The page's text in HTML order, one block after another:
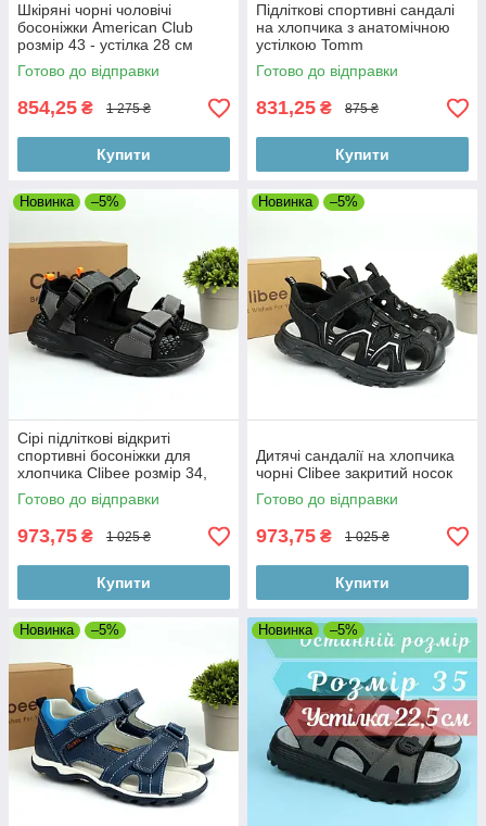
Шкіряні чорні чоловічі
босоніжки American Club
розмір 43 - устілка 28 см
Готово до відправки
854,25 ₴ 1 275 ₴
Купити
Підліткові спортивні сандалі
на хлопчика з анатомічною
устілкою Tomm
Готово до відправки
831,25 ₴ 875 ₴
Купити
Новинка –5%
Сірі підліткові відкриті
спортивні босоніжки для
хлопчика Clibee розмір 34,
21,8 см
Готово до відправки
973,75 ₴ 1 025 ₴
Купити
Новинка –5%
Дитячі сандалії на хлопчика
чорні Clibee закритий носок
Готово до відправки
973,75 ₴ 1 025 ₴
Купити
Новинка –5% Новинка –5%